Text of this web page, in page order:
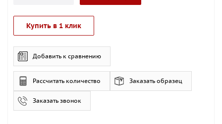
Купить в 1 клик
Добавить к сравнению
Рассчитать количество Заказать образец
Заказать звонок